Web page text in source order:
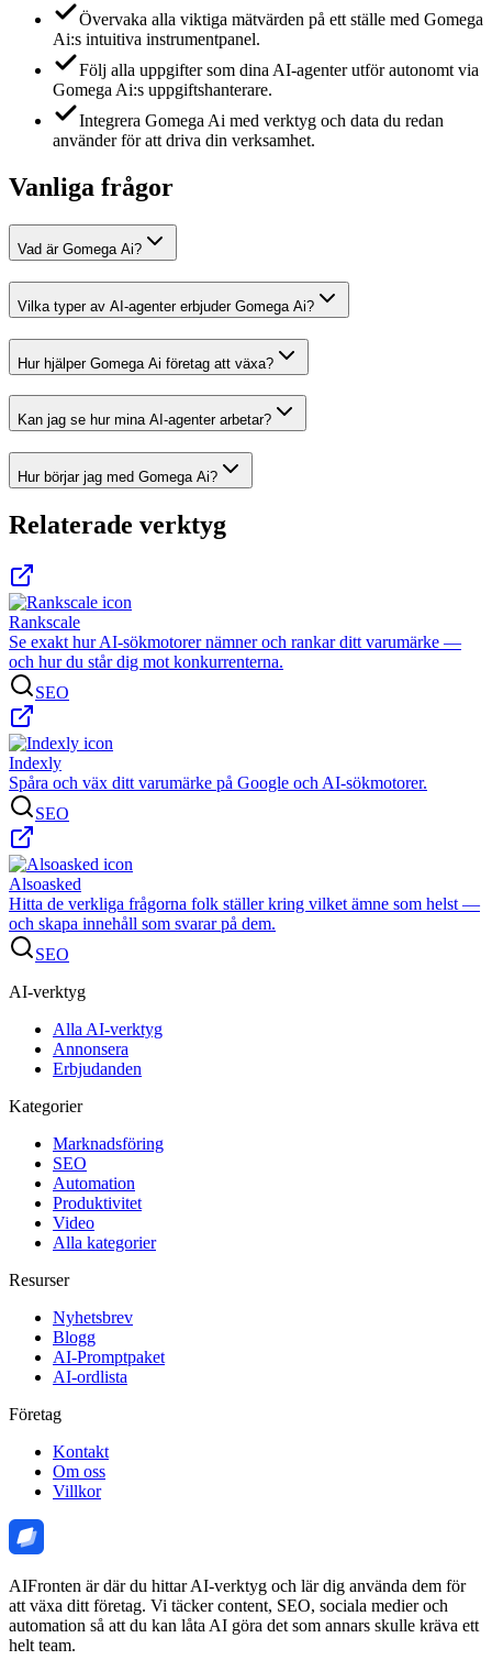
Övervaka alla viktiga mätvärden på ett ställe med Gomega
Ai:s intuitiva instrumentpanel.
Följ alla uppgifter som dina AI-agenter utför autonomt via
Gomega Ai:s uppgiftshanterare.
Integrera Gomega Ai med verktyg och data du redan
använder för att driva din verksamhet.
Vanliga frågor
Vad är Gomega Ai?
Vilka typer av AI-agenter erbjuder Gomega Ai?
Hur hjälper Gomega Ai företag att växa?
Kan jag se hur mina AI-agenter arbetar?
Hur börjar jag med Gomega Ai?
Relaterade verktyg
Rankscale
Se exakt hur AI-sökmotorer nämner och rankar ditt varumärke —
och hur du står dig mot konkurrenterna.
SEO
Indexly
Spåra och väx ditt varumärke på Google och AI-sökmotorer.
SEO
Alsoasked
Hitta de verkliga frågorna folk ställer kring vilket ämne som helst —
och skapa innehåll som svarar på dem.
SEO
AI-verktyg
Alla AI-verktyg
Annonsera
Erbjudanden
Kategorier
Marknadsföring
SEO
Automation
Produktivitet
Video
Alla kategorier
Resurser
Nyhetsbrev
Blogg
AI-Promptpaket
AI-ordlista
Företag
Kontakt
Om oss
Villkor
AIFronten är där du hittar AI-verktyg och lär dig använda dem för
att växa ditt företag. Vi täcker content, SEO, sociala medier och
automation så att du kan låta AI göra det som annars skulle kräva ett
helt team.